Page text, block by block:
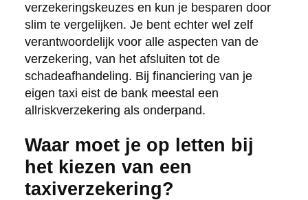
verzekeringskeuzes en kun je besparen door
slim te vergelijken. Je bent echter wel zelf
verantwoordelijk voor alle aspecten van de
verzekering, van het afsluiten tot de
schadeafhandeling. Bij financiering van je
eigen taxi eist de bank meestal een
allriskverzekering als onderpand.
Waar moet je op letten bij
het kiezen van een
taxiverzekering?